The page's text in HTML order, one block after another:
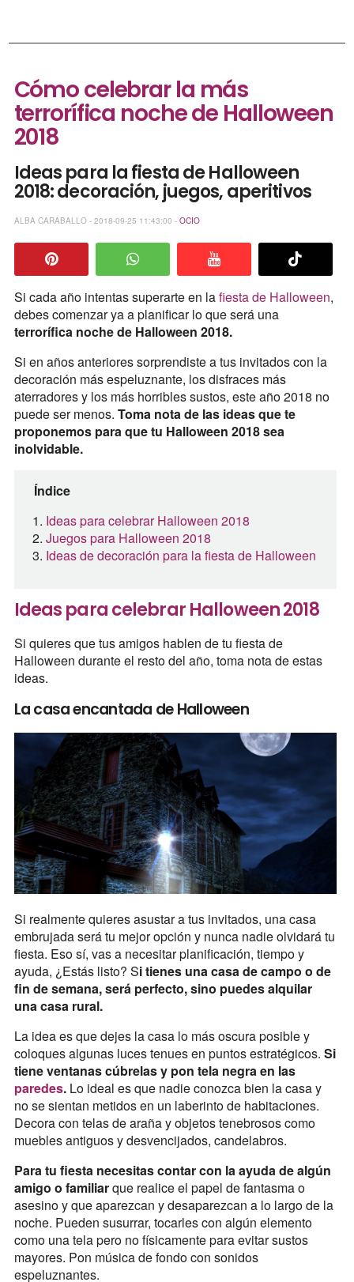
Cómo celebrar la más
terrorífica noche de Halloween
2018
Ideas para la fiesta de Halloween
2018: decoración, juegos, aperitivos
ALBA CARABALLO - 2018-09-25 11:43:00 - OCIO
Si cada año intentas superarte en lafiesta de Halloween,
debes comenzar ya a planificar lo que será una
terrorífica noche de Halloween 2018.
Si en años anteriores sorprendiste a tus invitados con la
decoración más espeluznante, los disfraces más
aterradores y los más horribles sustos, este año 2018 no
puede ser menos. Toma nota de las ideas que te
proponemos para que tu Halloween 2018 sea
inolvidable.
Índice
Ideas para celebrar Halloween 2018
Juegos para Halloween 2018
Ideas de decoración para la fiesta de Halloween
Ideas para celebrar Halloween 2018
Si quieres que tus amigos hablen de tu fiesta de
Halloween durante el resto del año, toma nota de estas
ideas.
La casa encantada de Halloween
Si realmente quieres asustar a tus invitados, una casa
embrujada será tu mejor opción y nunca nadie olvidará tu
fiesta. Eso sí, vas a necesitar planificación, tiempo y
ayuda, ¿Estás listo? Si tienes una casa de campo o de
fin de semana, será perfecto, sino puedes alquilar
una casa rural.
La idea es que dejes la casa lo más oscura posible y
coloques algunas luces tenues en puntos estratégicos. Si
tiene ventanas cúbrelas y pon tela negra en las
paredes.Lo ideal es que nadie conozca bien la casa y
no se sientan metidos en un laberinto de habitaciones.
Decora con telas de araña y objetos tenebrosos como
muebles antiguos y desvencijados, candelabros.
Para tu fiesta necesitas contar con la ayuda de algún
amigo o familiarque realice el papel de fantasma o
asesino y que aparezcan y desaparezcan a lo largo de la
noche. Pueden susurrar, tocarles con algún elemento
como una tela pero no físicamente para evitar sustos
mayores. Pon música de fondo con sonidos
espeluznantes.